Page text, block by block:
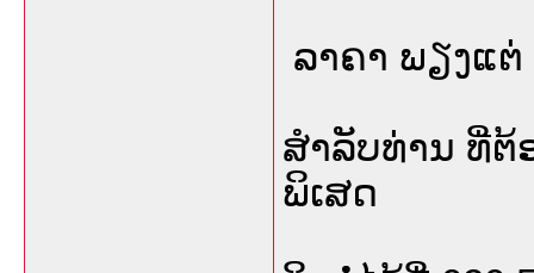
ລາຄາ ພຽງແຕ່
ສຳລັບທ່ານ ທີ່ຕ້
ພິເສດ